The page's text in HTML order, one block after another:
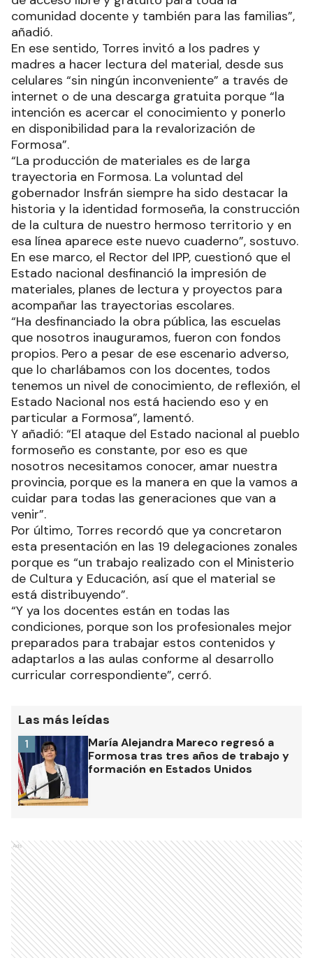
comunidad docente y también para las familias”,
añadió.
En ese sentido, Torres invitó a los padres y
madres a hacer lectura del material, desde sus
celulares “sin ningún inconveniente” a través de
internet o de una descarga gratuita porque “la
intención es acercar el conocimiento y ponerlo
en disponibilidad para la revalorización de
Formosa”.
“La producción de materiales es de larga
trayectoria en Formosa. La voluntad del
gobernador Insfrán siempre ha sido destacar la
historia y la identidad formoseña, la construcción
de la cultura de nuestro hermoso territorio y en
esa línea aparece este nuevo cuaderno”, sostuvo.
En ese marco, el Rector del IPP, cuestionó que el
Estado nacional desfinanció la impresión de
materiales, planes de lectura y proyectos para
acompañar las trayectorias escolares.
“Ha desfinanciado la obra pública, las escuelas
que nosotros inauguramos, fueron con fondos
propios. Pero a pesar de ese escenario adverso,
que lo charlábamos con los docentes, todos
tenemos un nivel de conocimiento, de reflexión, el
Estado Nacional nos está haciendo eso y en
particular a Formosa”, lamentó.
Y añadió: “El ataque del Estado nacional al pueblo
formoseño es constante, por eso es que
nosotros necesitamos conocer, amar nuestra
provincia, porque es la manera en que la vamos a
cuidar para todas las generaciones que van a
venir”.
Por último, Torres recordó que ya concretaron
esta presentación en las 19 delegaciones zonales
porque es “un trabajo realizado con el Ministerio
de Cultura y Educación, así que el material se
está distribuyendo”.
“Y ya los docentes están en todas las
condiciones, porque son los profesionales mejor
preparados para trabajar estos contenidos y
adaptarlos a las aulas conforme al desarrollo
curricular correspondiente”, cerró.
Las más leídas
María Alejandra Mareco regresó a
Formosa tras tres años de trabajo y
formación en Estados Unidos
1
Ads